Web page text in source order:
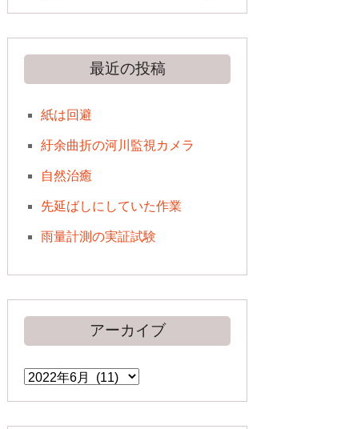
最近の投稿
紙は回避
紆余曲折の河川監視カメラ
自然治癒
先延ばしにしていた作業
雨量計測の実証試験
アーカイブ
ア
ー
カ